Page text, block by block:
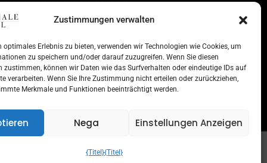
Zustimmungen verwalten
optimales Erlebnis zu bieten, verwenden wir Technologien wie Cookies, um
zu speichern und/oder darauf zuzugreifen. Wenn Sie diesen
zustimmen, können wir Daten wie das Surfverhalten oder eindeutige IDs auf
verarbeiten. Wenn Sie Ihre Zustimmung nicht erteilen oder zurückziehen,
Merkmale und Funktionen beeinträchtigt werden.
Nega Einstellungen Anzeigen
{Titel}{Titel}
in der Romagna
für Dienstleistungen
Denkmäler
Ziel